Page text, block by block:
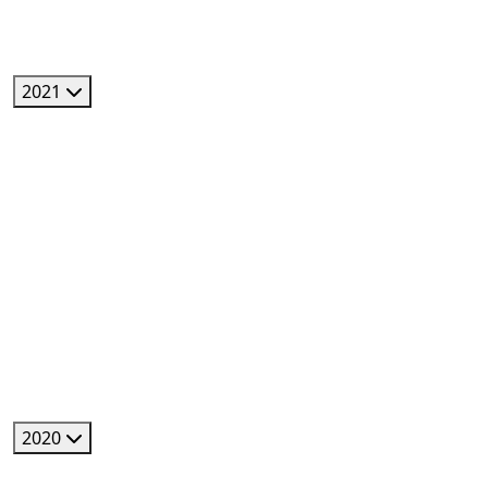
2021
2020